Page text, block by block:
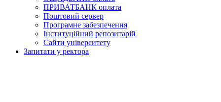
ПРИВАТБАНК оплата
Поштовий сервер
Програмне забезпечення
Інституційний репозитарій
Сайти університету
Запитати у ректора